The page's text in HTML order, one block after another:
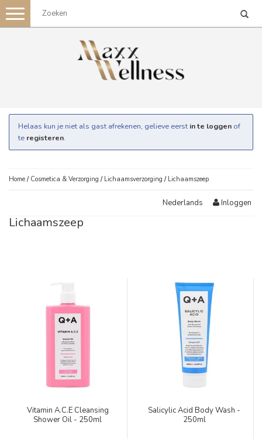
Toggle
navigation
Helaas kun je niet als gast afrekenen, gelieve eerst in te loggen of
te registeren.
Home / Cosmetica & Verzorging / Lichaamsverzorging / Lichaamszeep
Nederlands Inloggen
Lichaamszeep
Vitamin A.C.E Cleansing
Shower Oil - 250ml
Salicylic Acid Body Wash -
250ml